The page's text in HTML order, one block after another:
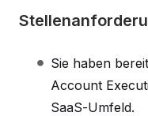
Sie haben
Account
SaaS-Umfeld.